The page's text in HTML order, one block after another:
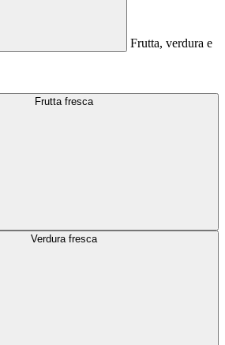
Frutta, verdura e
Frutta fresca
Verdura fresca